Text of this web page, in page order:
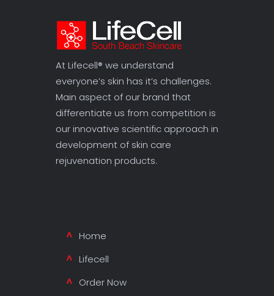
At Lifecell® we understand
everyone’s skin has it’s challenges.
Main aspect of our brand that
differentiate us from competition is
our innovative scientific approach in
development of skin care
rejuvenation products.
Home
Lifecell
Order Now